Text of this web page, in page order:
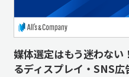
媒体選定はもう迷わな
るディスプレイ・SNS